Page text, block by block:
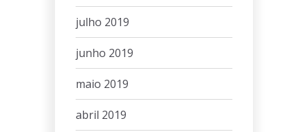
julho 2019
junho 2019
maio 2019
abril 2019